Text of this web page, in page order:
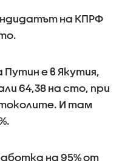
на КПРФ
е в Якутия,
64,38 на сто, при
И там
на 95% от